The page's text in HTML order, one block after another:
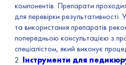
компонентів. Препарати
для перевірки результативності.
та використання препаратів
попередньою консультацією з
спеціалістом, який виконує
2. Інструменти для